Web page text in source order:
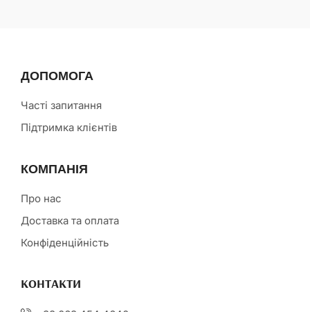
ДОПОМОГА
Часті запитання
Підтримка клієнтів
КОМПАНІЯ
Про нас
Доставка та оплата
Конфіденційність
КОНТАКТИ